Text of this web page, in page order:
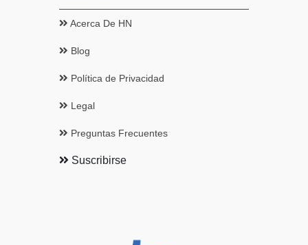
Acerca De HN
Blog
Política de Privacidad
Legal
Preguntas Frecuentes
Suscribirse